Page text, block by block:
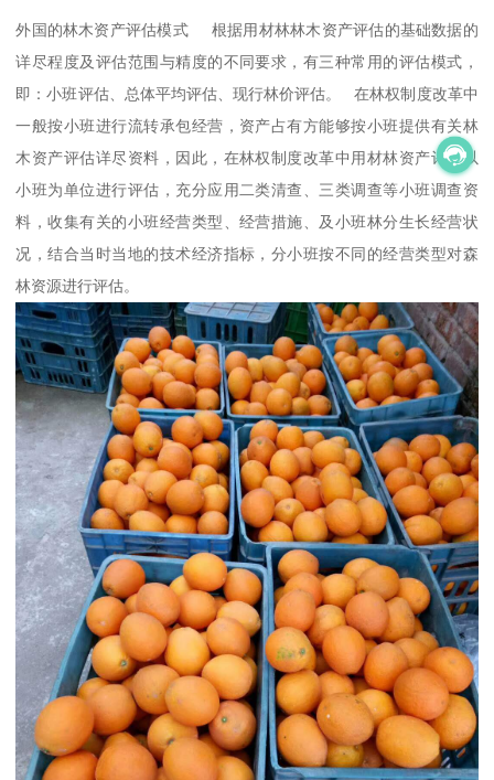
外国的林木资产评估模式 根据用材林林木资产评估的基础数据的
详尽程度及评估范围与精度的不同要求，有三种常用的评估模式，
即：小班评估、总体平均评估、现行林价评估。 在林权制度改革中
一般按小班进行流转承包经营，资产占有方能够按小班提供有关林
木资产评估详尽资料，因此，在林权制度改革中用材林资产评估以
小班为单位进行评估，充分应用二类清查、三类调查等小班调查资
料，收集有关的小班经营类型、经营措施、及小班林分生长经营状
况，结合当时当地的技术经济指标，分小班按不同的经营类型对森
林资源进行评估。